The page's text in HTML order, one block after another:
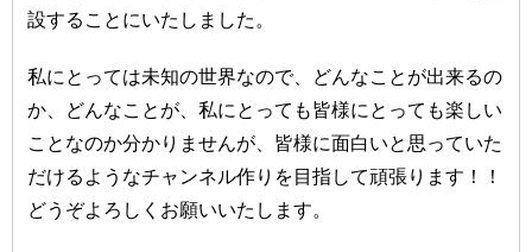
設することにいたしました。
私にとっては未知の世界なので、どんなことが出来るの
か、どんなことが、私にとっても皆様にとっても楽しい
ことなのか分かりませんが、皆様に面白いと思っていた
だけるようなチャンネル作りを目指して頑張ります！！
どうぞよろしくお願いいたします。